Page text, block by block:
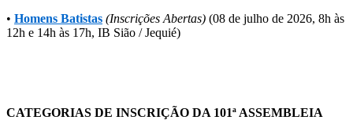
• Homens Batistas (Inscrições Abertas) (08 de julho de 2026, 8h às
12h e 14h às 17h, IB Sião / Jequié)
CATEGORIAS DE INSCRIÇÃO DA 101ª ASSEMBLEIA